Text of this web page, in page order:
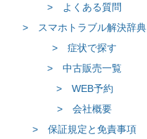
> よくある質問
> スマホトラブル解決辞典
> 症状で探す
> 中古販売一覧
> WEB予約
> 会社概要
> 保証規定と免責事項